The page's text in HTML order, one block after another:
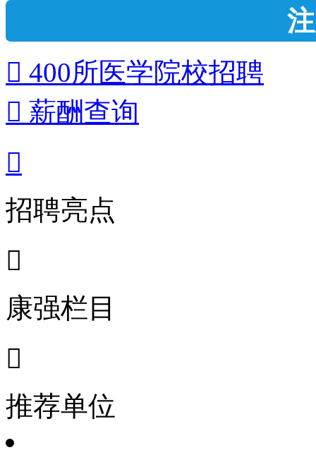
 400所医学院校招聘
 薪酬查询

招聘亮点

康强栏目

推荐单位